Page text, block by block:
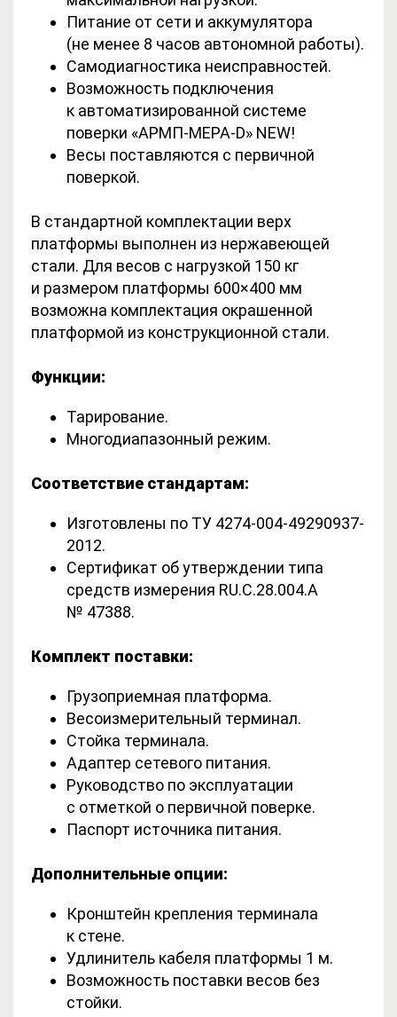
Питание от сети и аккумулятора
(не менее 8 часов автономной работы).
Самодиагностика неисправностей.
Возможность подключения
к автоматизированной системе
поверки «АРМП-МЕРА-D» NEW!
Весы поставляются с первичной
поверкой.
В стандартной комплектации верх
платформы выполнен из нержавеющей
стали. Для весов с нагрузкой 150 кг
и размером платформы 600×400 мм
возможна комплектация окрашенной
платформой из конструкционной стали.
Функции:
Тарирование.
Многодиапазонный режим.
Соответствие стандартам:
Изготовлены по ТУ 4274-004-49290937-
2012.
Сертификат об утверждении типа
средств измерения RU.C.28.004.A
№ 47388.
Комплект поставки:
Грузоприемная платформа.
Весоизмерительный терминал.
Стойка терминала.
Адаптер сетевого питания.
Руководство по эксплуатации
с отметкой о первичной поверке.
Паспорт источника питания.
Дополнительные опции:
Кронштейн крепления терминала
к стене.
Удлинитель кабеля платформы 1 м.
Возможность поставки весов без
стойки.